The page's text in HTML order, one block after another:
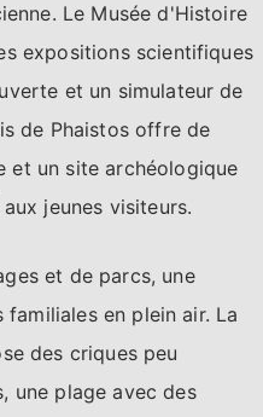
Le Musée d'Histoire
expositions scientifiques
et un simulateur de
de Phaistos offre de
et un site archéologique
jeunes visiteurs.
et de parcs, une
en plein air. La
des criques peu
une plage avec des